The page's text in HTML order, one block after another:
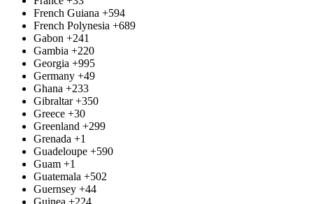
French Guiana +594
French Polynesia +689
Gabon +241
Gambia +220
Georgia +995
Germany +49
Ghana +233
Gibraltar +350
Greece +30
Greenland +299
Grenada +1
Guadeloupe +590
Guam +1
Guatemala +502
Guernsey +44
Guinea +224